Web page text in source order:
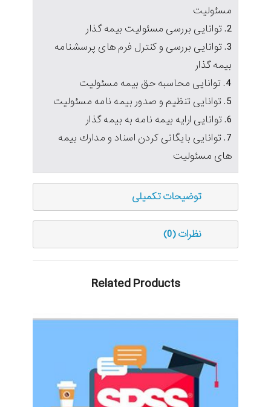
مسئوليت
2. توانايی بررسی مسئوليت بيمه گذار
3. توانايی بررسی و كنترل فرم های پرسشنامه
بيمه گذار
4. توانايی محاسبه حق بيمه مسئوليت
5. توانايی تنظيم و صدور بيمه نامه مسئوليت
6. توانايی ارايه بيمه نامه به بيمه گذار
7. توانايی بايگانی كردن اسناد و مدارك بيمه
های مسئوليت
توضیحات تکمیلی
نظرات (0)
Related Products